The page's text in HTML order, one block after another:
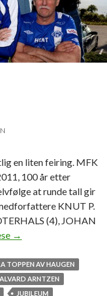
en liten feiring. MFK
100 år etter
at runde tall gir
KNUT P.
(4), JOHAN
1
0
/
1
→
TOPPEN AV HAUGEN
ARNTZEN
JUBILEUM